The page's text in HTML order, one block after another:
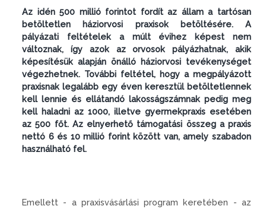
Az idén 500 millió forintot fordít az állam a tartósan
betöltetlen háziorvosi praxisok betöltésére. A
pályázati feltételek a múlt évihez képest nem
változnak, így azok az orvosok pályázhatnak, akik
képesítésük alapján önálló háziorvosi tevékenységet
végezhetnek. További feltétel, hogy a megpályázott
praxisnak legalább egy éven keresztül betöltetlennek
kell lennie és ellátandó lakosságszámnak pedig meg
kell haladni az 1000, illetve gyermekpraxis esetében
az 500 főt. Az elnyerhető támogatási összeg a praxis
nettó 6 és 10 millió forint között van, amely szabadon
használható fel.
Emellett - a praxisvásárlási program keretében - az